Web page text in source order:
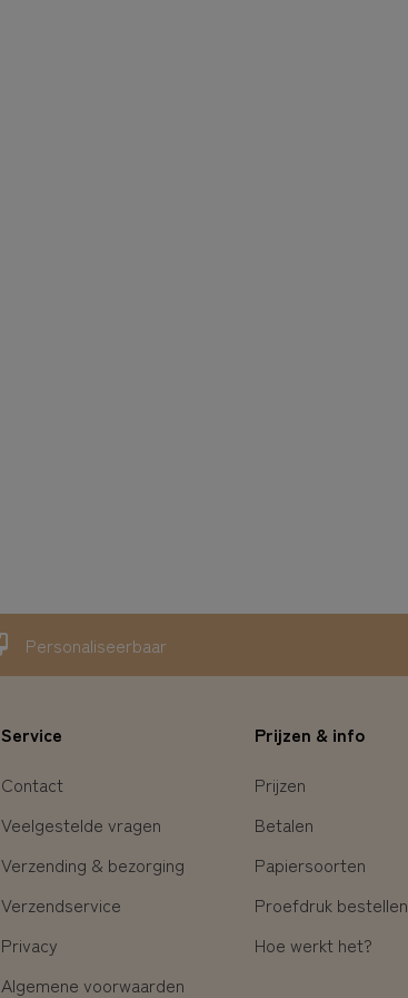
Personaliseerbaar
Service
Contact
Veelgestelde vragen
Verzending & bezorging
Verzendservice
Privacy
Algemene voorwaarden
Prijzen & info
Prijzen
Betalen
Papiersoorten
Proefdruk bestellen
Hoe werkt het?